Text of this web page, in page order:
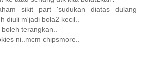
sikit part 'sudukan diatas dulang
diuli m'jadi bola2 kecil..
terangkan..
ni..mcm chipsmore..